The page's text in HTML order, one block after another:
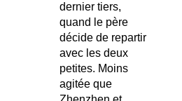
dernier tiers,
quand le père
décide de repartir
avec les deux
petites. Moins
agitée que